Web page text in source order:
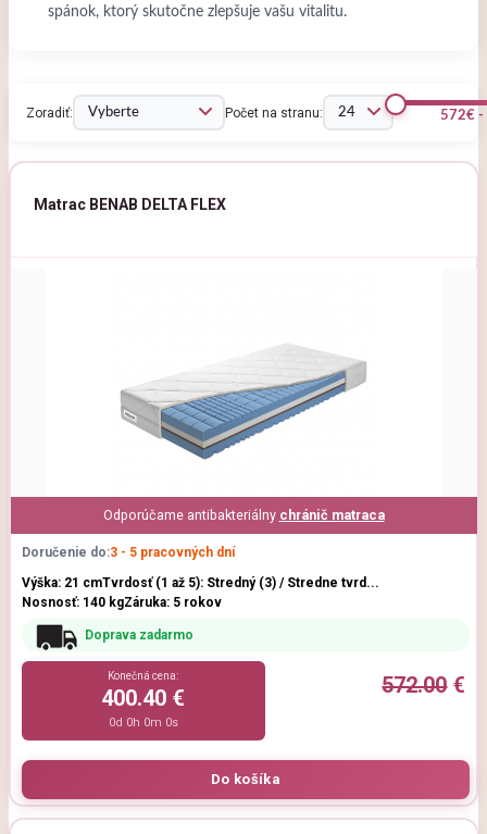
spánok, ktorý skutočne zlepšuje vašu vitalitu.
Zoradiť: Počet na stranu: 572€ -
Matrac BENAB DELTA FLEX
Odporúčame antibakteriálny chránič matraca
Doručenie do:3 - 5 pracovných dní
Výška: 21 cmTvrdosť (1 až 5): Stredný (3) / Stredne tvrd...
Nosnosť: 140 kgZáruka: 5 rokov
Doprava zadarmo
572.00€
Konečná cena:
400.40 €
0d 0h 0m 0s